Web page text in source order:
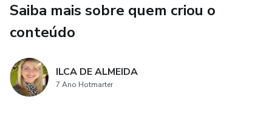
Saiba mais sobre quem criou o
conteúdo
ILCA DE ALMEIDA
7 Ano Hotmarter